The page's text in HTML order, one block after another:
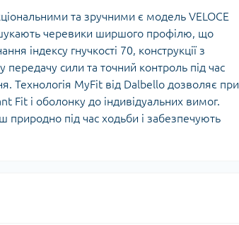
та зручними є модель VELOCE
шукають черевики ширшого профілю, що
індексу гнучкості 70, конструкції з
сили та точний контроль під час
Технологія MyFit від Dalbello дозволяє при
Fit і оболонку до індивідуальних вимог.
природно під час ходьби і забезпечують